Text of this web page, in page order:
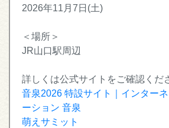
2026年11月7日(土)
＜場所＞
JR山口駅周辺
詳しくは公式サイトをご確認くだ
音泉2026 特設サイト｜インター
ーション 音泉
萌えサミット